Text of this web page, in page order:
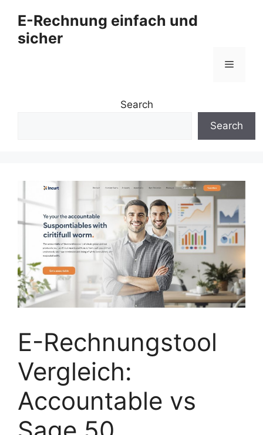
Inhalt
springen
E-Rechnung einfach und
sicher
Menü
Search
Search
E-Rechnungstool
Vergleich:
Accountable vs